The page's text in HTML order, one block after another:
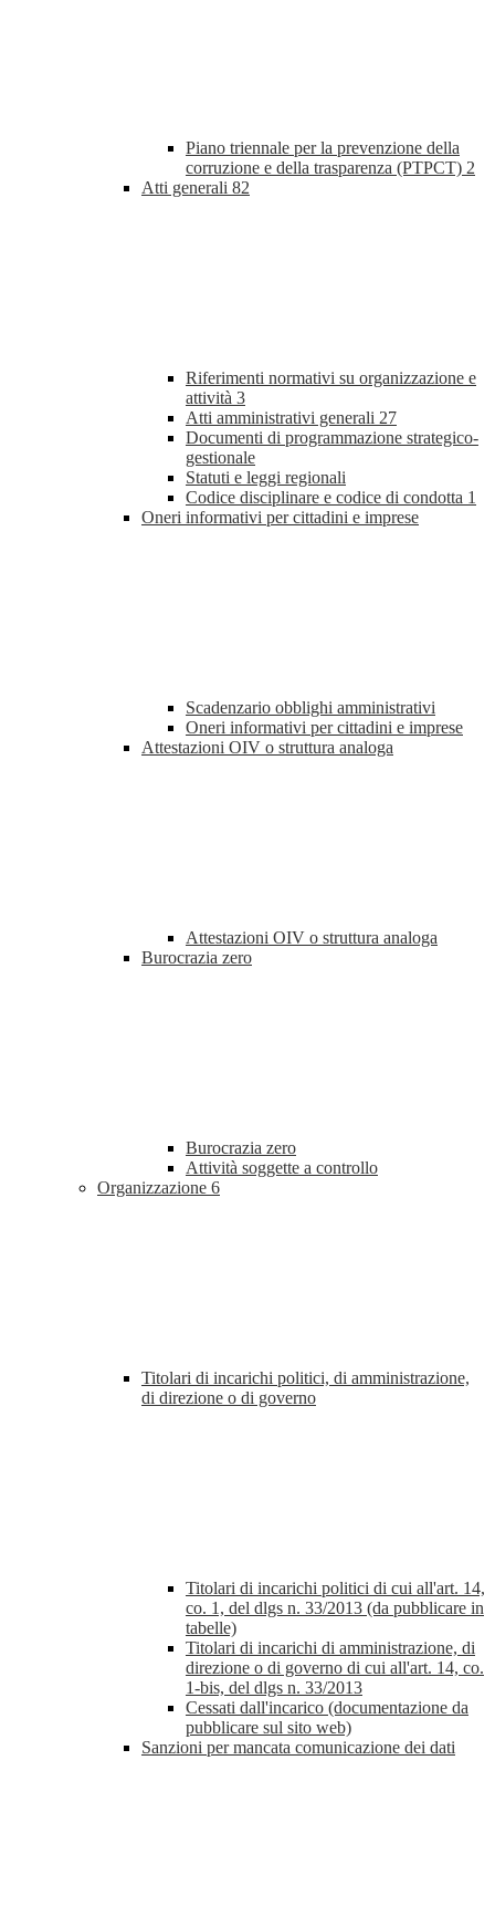
Piano triennale per la prevenzione della
corruzione e della trasparenza (PTPCT) 2
Atti generali 82
Riferimenti normativi su organizzazione e
attività 3
Atti amministrativi generali 27
Documenti di programmazione strategico-
gestionale
Statuti e leggi regionali
Codice disciplinare e codice di condotta 1
Oneri informativi per cittadini e imprese
Scadenzario obblighi amministrativi
Oneri informativi per cittadini e imprese
Attestazioni OIV o struttura analoga
Attestazioni OIV o struttura analoga
Burocrazia zero
Burocrazia zero
Attività soggette a controllo
Organizzazione 6
Titolari di incarichi politici, di amministrazione,
di direzione o di governo
Titolari di incarichi politici di cui all'art. 14,
co. 1, del dlgs n. 33/2013 (da pubblicare in
tabelle)
Titolari di incarichi di amministrazione, di
direzione o di governo di cui all'art. 14, co.
1-bis, del dlgs n. 33/2013
Cessati dall'incarico (documentazione da
pubblicare sul sito web)
Sanzioni per mancata comunicazione dei dati